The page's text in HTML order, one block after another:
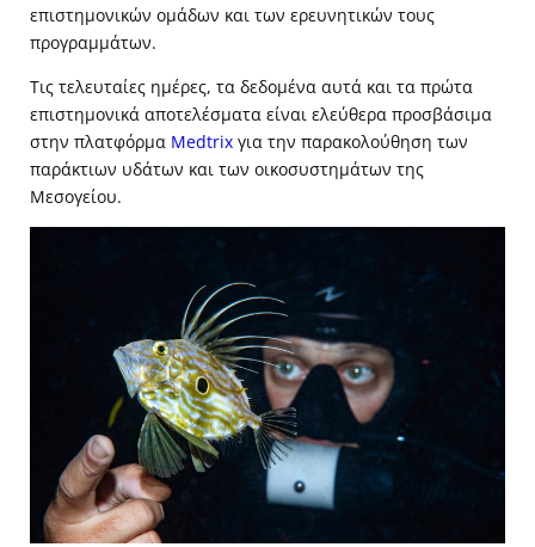
επιστημονικών ομάδων και των ερευνητικών τους
προγραμμάτων.
Τις τελευταίες ημέρες, τα δεδομένα αυτά και τα πρώτα
επιστημονικά αποτελέσματα είναι ελεύθερα προσβάσιμα
στην πλατφόρμα Medtrix για την παρακολούθηση των
παράκτιων υδάτων και των οικοσυστημάτων της
Μεσογείου.